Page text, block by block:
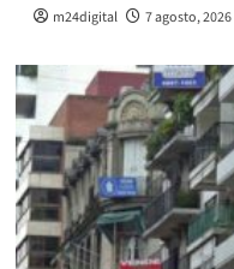
m24digital 7 agosto, 2026